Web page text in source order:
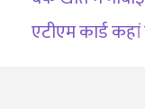
एटीएम कार्ड